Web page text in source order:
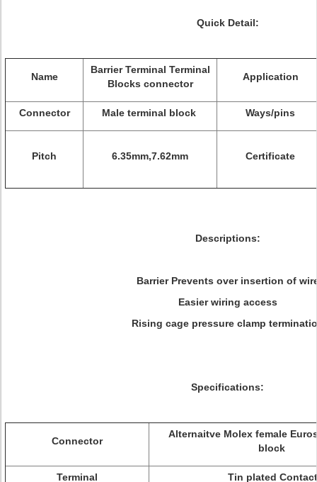
Quick Detail:
Name
Barrier Terminal Terminal
Blocks connector
Application
Connector Male terminal block Ways/pins
Pitch 6.35mm,7.62mm Certificate
Descriptions:
Barrier Prevents over insertion of
Easier wiring access
Rising cage pressure clamp
Specifications:
Connector
Alternaitve Molex female
block
Terminal Tin plated Contact